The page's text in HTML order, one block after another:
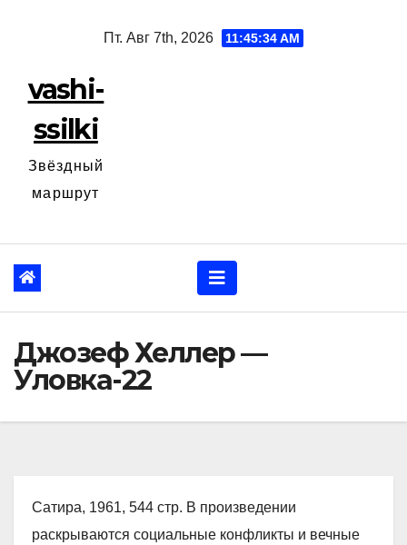
Пт. Авг 7th, 2026 11:45:35 AM
vashi-
ssilki
Звёздный
маршрут
Джозеф Хеллер —
Уловка-22
Сатира, 1961, 544 стр. В произведении
раскрываются социальные конфликты и вечные